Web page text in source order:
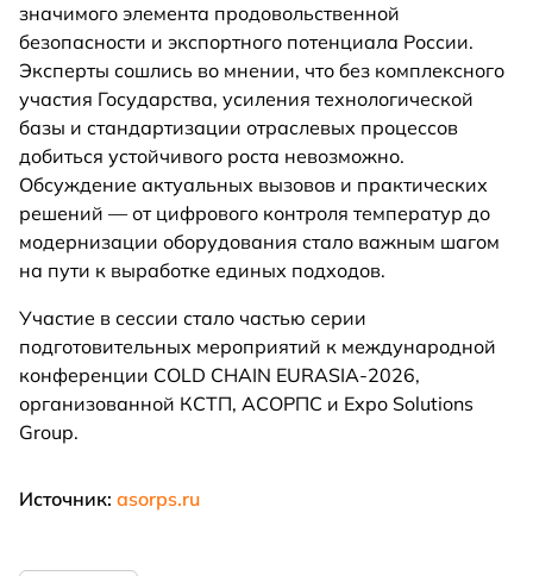
значимого элемента продовольственной
безопасности и экспортного потенциала России.
Эксперты сошлись во мнении, что без комплексного
участия Государства, усиления технологической
базы и стандартизации отраслевых процессов
добиться устойчивого роста невозможно.
Обсуждение актуальных вызовов и практических
решений — от цифрового контроля температур до
модернизации оборудования стало важным шагом
на пути к выработке единых подходов.
Участие в сессии стало частью серии
подготовительных мероприятий к международной
конференции COLD CHAIN EURASIA-2026,
организованной КСТП, АСОРПС и Expo Solutions
Group.
Источник: asorps.ru